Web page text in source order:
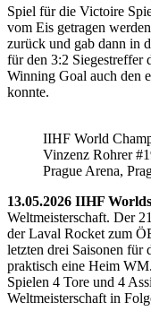
Spiel für die Victoire
vom Eis getragen
zurück und gab dann in
für den 3:2 Siegestreffer
Winning Goal auch den
konnte.
IIHF World
Vinzenz Rohrer
Prague Arena,
13.05.2026 IIHF
Weltmeisterschaft. Der
der Laval Rocket zum
letzten drei Saisonen für
praktisch eine Heim
Spielen 4 Tore und 4
Weltmeisterschaft in